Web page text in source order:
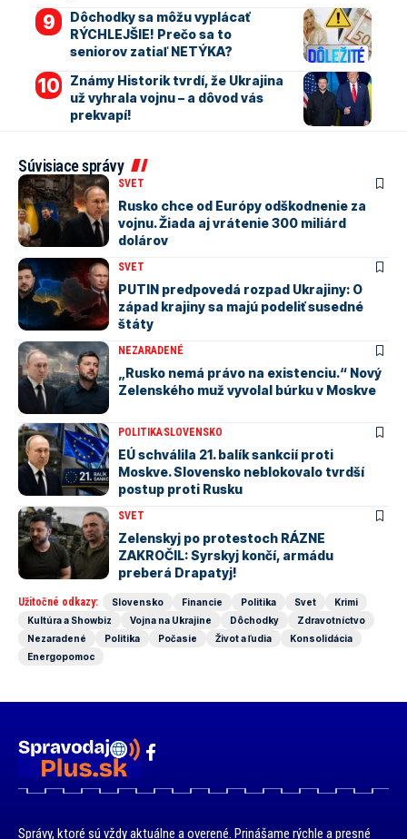
Dôchodky sa môžu vyplácať
RÝCHLEJŠIE! Prečo sa to
seniorov zatiaľ NETÝKA?
Známy Historik tvrdí, že Ukrajina
už vyhrala vojnu – a dôvod vás
prekvapí!
Súvisiace správy
SVET
Rusko chce od Európy odškodnenie za
vojnu. Žiada aj vrátenie 300 miliárd
dolárov
SVET
PUTIN predpovedá rozpad Ukrajiny: O
západ krajiny sa majú podeliť susedné
štáty
NEZARADENÉ
„Rusko nemá právo na existenciu.“ Nový
Zelenského muž vyvolal búrku v Moskve
POLITIKASLOVENSKO
EÚ schválila 21. balík sankcií proti
Moskve. Slovensko neblokovalo tvrdší
postup proti Rusku
SVET
Zelenskyj po protestoch RÁZNE
ZAKROČIL: Syrskyj končí, armádu
preberá Drapatyj!
Užitočné odkazy: Slovensko Financie Politika Svet
Krimi
Kultúra a Showbiz
Vojna na Ukrajine Dôchodky
Zdravotníctvo
Nezaradené
Politika Počasie Život a ľudia
Konsolidácia
Energopomoc
Správy, ktoré sú vždy aktuálne a overené. Prinášame rýchle a presné